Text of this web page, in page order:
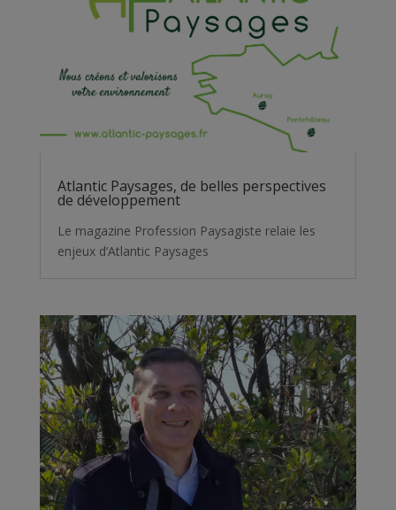
Atlantic Paysages, de belles perspectives
de développement
Le magazine Profession Paysagiste relaie les
enjeux d’Atlantic Paysages